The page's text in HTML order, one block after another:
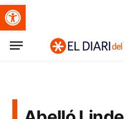
Obre la barra d'eines